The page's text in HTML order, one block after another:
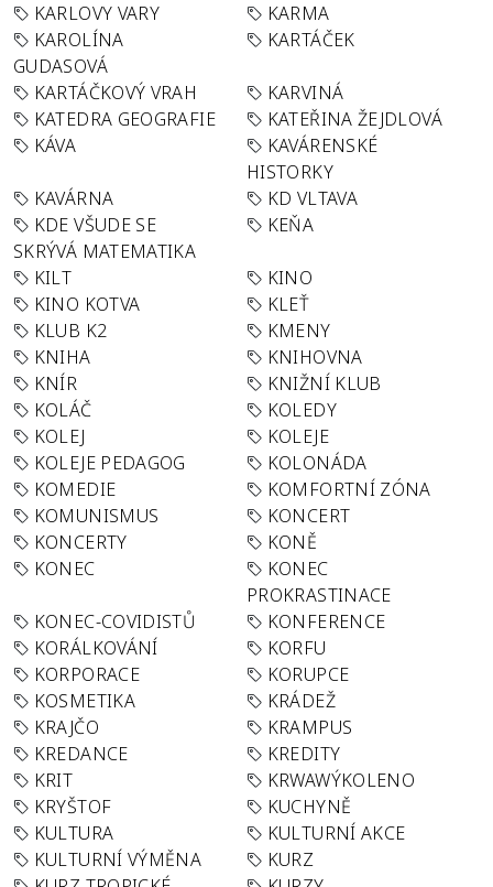
KARLOVY VARY
KARMA
KAROLÍNA
GUDASOVÁ
KARTÁČEK
KARTÁČKOVÝ VRAH
KARVINÁ
KATEDRA GEOGRAFIE
KATEŘINA ŽEJDLOVÁ
KÁVA
KAVÁRENSKÉ
HISTORKY
KAVÁRNA
KD VLTAVA
KDE VŠUDE SE
SKRÝVÁ MATEMATIKA
KEŇA
KILT
KINO
KINO KOTVA
KLEŤ
KLUB K2
KMENY
KNIHA
KNIHOVNA
KNÍR
KNIŽNÍ KLUB
KOLÁČ
KOLEDY
KOLEJ
KOLEJE
KOLEJE PEDAGOG
KOLONÁDA
KOMEDIE
KOMFORTNÍ ZÓNA
KOMUNISMUS
KONCERT
KONCERTY
KONĚ
KONEC
KONEC
PROKRASTINACE
KONEC-COVIDISTŮ
KONFERENCE
KORÁLKOVÁNÍ
KORFU
KORPORACE
KORUPCE
KOSMETIKA
KRÁDEŽ
KRAJČO
KRAMPUS
KREDANCE
KREDITY
KRIT
KRWAWÝKOLENO
KRYŠTOF
KUCHYNĚ
KULTURA
KULTURNÍ AKCE
KULTURNÍ VÝMĚNA
KURZ